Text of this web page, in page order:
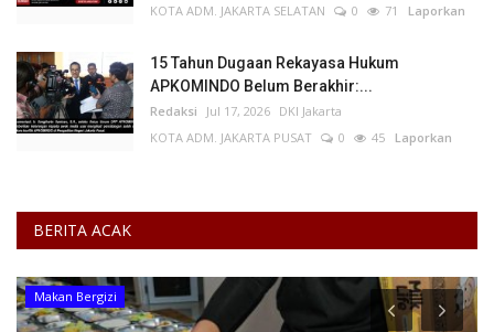
KOTA ADM. JAKARTA SELATAN
0 71 Laporkan
15 Tahun Dugaan Rekayasa Hukum
APKOMINDO Belum Berakhir:...
Redaksi Jul 17, 2026 DKI Jakarta
KOTA ADM. JAKARTA PUSAT
0 45 Laporkan
BERITA ACAK
Makan Bergizi